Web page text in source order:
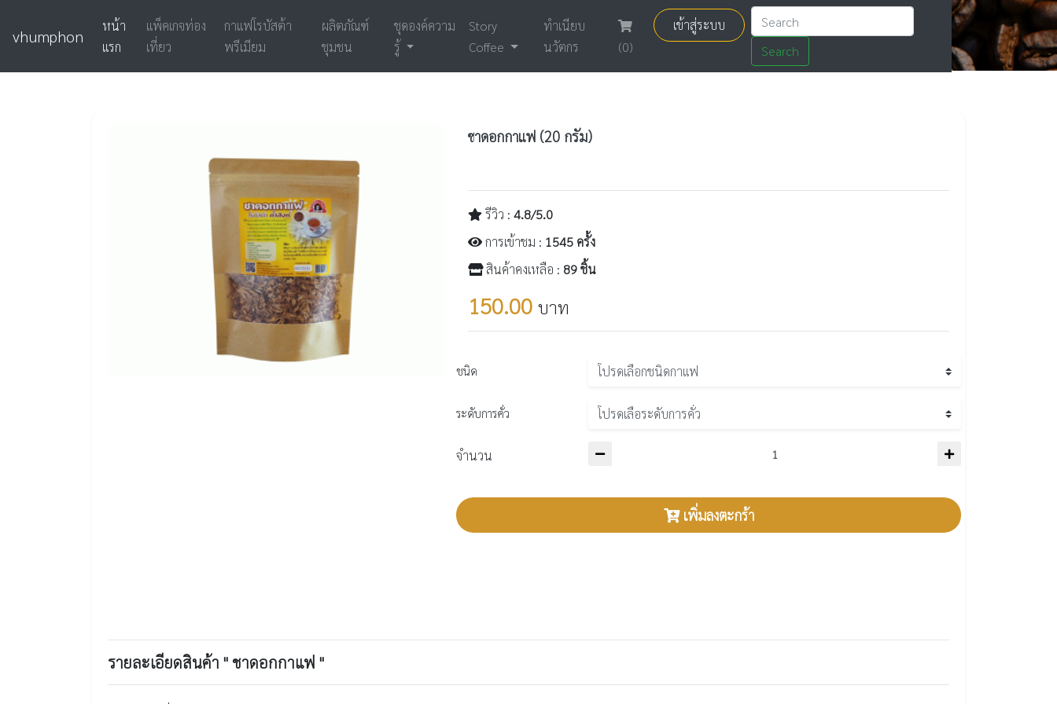
vhumphon
หน้า
แรก
แพ็คเกจท่อง
เที่ยว
กาแฟโรบัสต้า
พรีเมียม
ผลิตภัณฑ์
ชุมชน
ชุดองค์ความ
รู้
Story
Coffee
ทำเนียบ
นวัตกร
(0)
เข้าสู่ระบบ
Search
ชาดอกกาแฟ (20 กรัม)
รีวิว :4.8/5.0
การเข้าชม : 1545 ครั้ง
สินค้าคงเหลือ : 89 ชิ้น
150.00 บาท
ชนิด
ระดับการคั่ว
จำนวน
เพิ่มลงตะกร้า
รายละเอียดสินค้า " ชาดอกกาแฟ "